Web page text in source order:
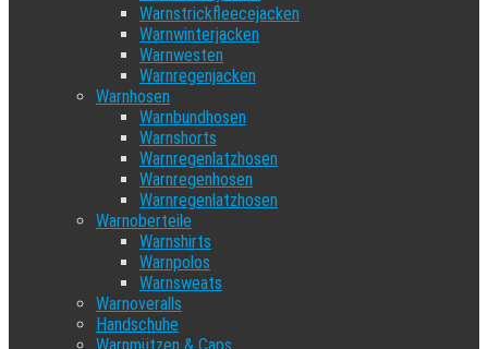
Warnstrickfleecejacken
Warnwinterjacken
Warnwesten
Warnregenjacken
Warnhosen
Warnbundhosen
Warnshorts
Warnregenlatzhosen
Warnregenhosen
Warnregenlatzhosen
Warnoberteile
Warnshirts
Warnpolos
Warnsweats
Warnoveralls
Handschuhe